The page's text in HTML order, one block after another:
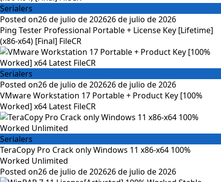
Serialers
Posted on26 de julio de 202626 de julio de 2026
Ping Tester Professional Portable + License Key [Lifetime]
(x86-x64) [Final] FileCR
Serialers
Posted on26 de julio de 202626 de julio de 2026
VMware Workstation 17 Portable + Product Key [100%
Worked] x64 Latest FileCR
Serialers
TeraCopy Pro Crack only Windows 11 x86-x64 100%
Worked Unlimited
Posted on26 de julio de 202626 de julio de 2026